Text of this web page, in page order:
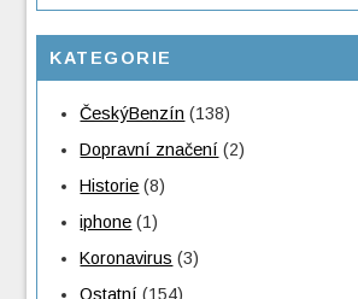
KATEGORIE
ČeskýBenzín (138)
Dopravní značení (2)
Historie (8)
iphone (1)
Koronavirus (3)
Ostatní (154)